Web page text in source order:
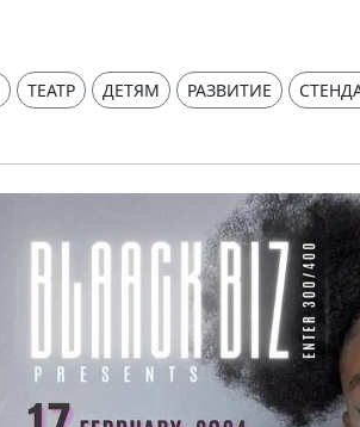
ТЕАТР ДЕТЯМ РАЗВИТИЕ